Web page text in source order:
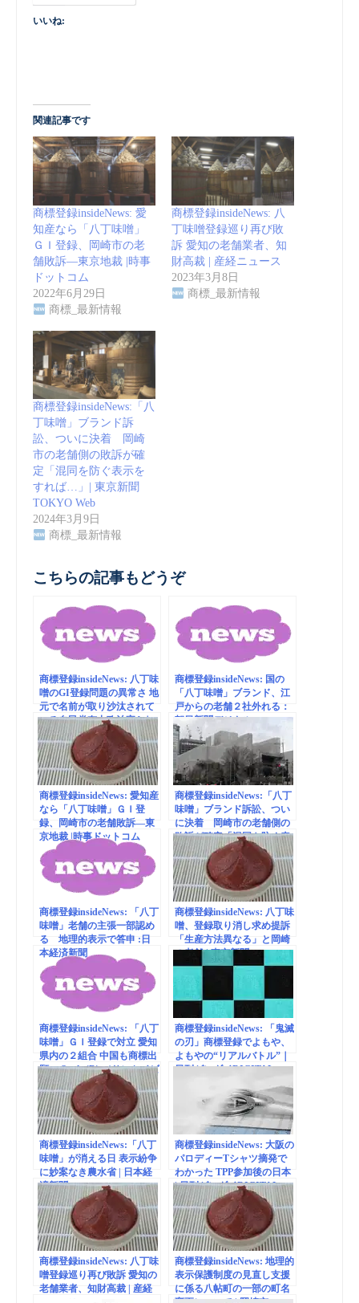
いいね:
関連記事です
商標登録insideNews: 愛
知産なら「八丁味噌」
ＧＩ登録、岡崎市の老
舗敗訴―東京地裁 |時事
ドットコム
2022年6月29日
商標_最新情報
商標登録insideNews: 八
丁味噌登録巡り再び敗
訴 愛知の老舗業者、知
財高裁 | 産経ニュース
2023年3月8日
商標_最新情報
商標登録insideNews:「八
丁味噌」ブランド訴
訟、ついに決着 岡崎
市の老舗側の敗訴が確
定「混同を防ぐ表示を
すれば…」| 東京新聞
TOKYO Web
2024年3月9日
商標_最新情報
こちらの記事もどうぞ
商標登録insideNews: 八丁味
噌のGI登録問題の異常さ 地
元で名前が取り沙汰されて
いる自民党有力政治家A｜
日刊ゲンダイDIGITAL
商標登録insideNews: 国の
「八丁味噌」ブランド、江
戸からの老舗２社外れる：
朝日新聞デジタル
商標登録insideNews: 愛知産
なら「八丁味噌」ＧＩ登
録、岡崎市の老舗敗訴―東
京地裁 |時事ドットコム
商標登録insideNews:「八丁
味噌」ブランド訴訟、つい
に決着 岡崎市の老舗側の
敗訴が確定「混同を防ぐ表
示をすれば…」| 東京新聞
TOKYO Web
商標登録insideNews: 「八丁
味噌」老舗の主張一部認め
る 地理的表示で答申 :日
本経済新聞
商標登録insideNews: 八丁味
噌、登録取り消し求め提訴
「生産方法異なる」と岡崎
の老舗 | 東京新聞
商標登録insideNews: 「八丁
味噌」ＧＩ登録で対立 愛知
県内の２組合 中国も商標出
願 – SankeiBiz（サンケイビ
ズ）
商標登録insideNews: 「鬼滅
の刃」商標登録でよもや、
よもやの“リアルバトル”｜
日刊ゲンダイDIGITAL
商標登録insideNews:「八丁
味噌」が消える日 表示紛争
に妙案なき農水省 | 日本経
済新聞
商標登録insideNews: 大阪の
パロディーTシャツ摘発で
わかった TPP参加後の日本
| 日刊ゲンダイDIGITAL
商標登録insideNews: 八丁味
噌登録巡り再び敗訴 愛知の
老舗業者、知財高裁 | 産経
商標登録insideNews: 地理的
表示保護制度の見直し支援
に係る八帖町の一部の町名